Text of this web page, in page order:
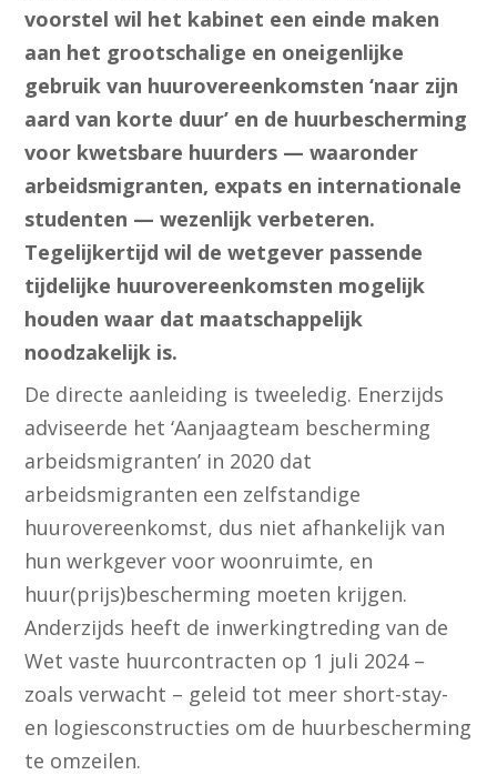
voorstel wil het kabinet een einde maken
aan het grootschalige en oneigenlijke
gebruik van huurovereenkomsten ‘naar zijn
aard van korte duur’ en de huurbescherming
voor kwetsbare huurders — waaronder
arbeidsmigranten, expats en internationale
studenten — wezenlijk verbeteren.
Tegelijkertijd wil de wetgever passende
tijdelijke huurovereenkomsten mogelijk
houden waar dat maatschappelijk
noodzakelijk is.
De directe aanleiding is tweeledig. Enerzijds
adviseerde het ‘Aanjaagteam bescherming
arbeidsmigranten’ in 2020 dat
arbeidsmigranten een zelfstandige
huurovereenkomst, dus niet afhankelijk van
hun werkgever voor woonruimte, en
huur(prijs)bescherming moeten krijgen.
Anderzijds heeft de inwerkingtreding van de
Wet vaste huurcontracten op 1 juli 2024 –
zoals verwacht – geleid tot meer short-stay-
en logiesconstructies om de huurbescherming
te omzeilen.